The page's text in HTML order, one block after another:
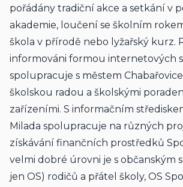
pořádány tradiční akce a setkání v
akademie, loučení se školním
škola v přírodě nebo lyžařský kurz.
informováni formou internetových
spolupracuje s městem
školskou radou a školskými
zařízeními. S informačním
Milada spolupracuje na různých
získávání finančních prostředků
velmi dobré úrovni je s občanským
jen OS) rodičů a přátel školy, OS